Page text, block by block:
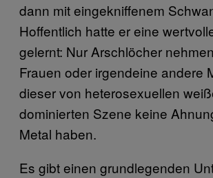
dann mit eingekniffenem
Hoffentlich hatte er eine
gelernt: Nur Arschlöcher
Frauen oder irgendeine andere
dieser von heterosexuellen
dominierten Szene keine
Metal haben.
Es gibt einen grundlegenden